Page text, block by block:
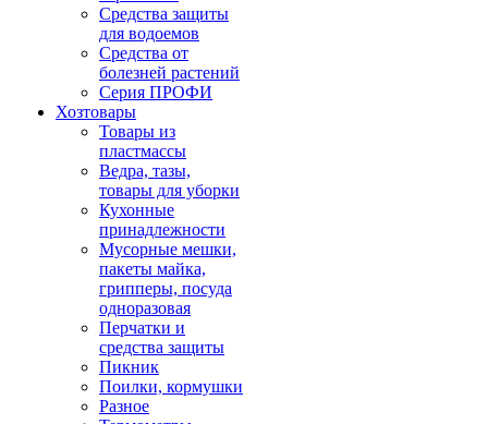
Средства защиты
для водоемов
Средства от
болезней растений
Серия ПРОФИ
Хозтовары
Товары из
пластмассы
Ведра, тазы,
товары для уборки
Кухонные
принадлежности
Мусорные мешки,
пакеты майка,
грипперы, посуда
одноразовая
Перчатки и
средства защиты
Пикник
Поилки, кормушки
Разное